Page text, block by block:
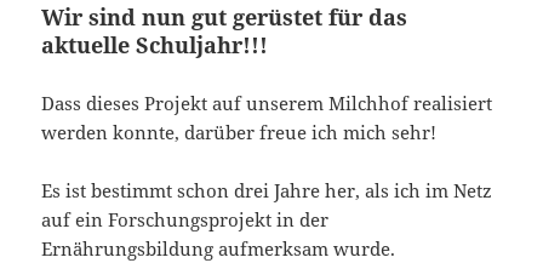
Wir sind nun gut gerüstet für das
aktuelle Schuljahr!!!
Dass dieses Projekt auf unserem Milchhof realisiert
werden konnte, darüber freue ich mich sehr!
Es ist bestimmt schon drei Jahre her, als ich im Netz
auf ein Forschungsprojekt in der
Ernährungsbildung aufmerksam wurde.